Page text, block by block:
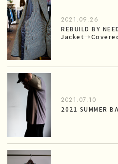
2021.09.26
REBUILD BY
2021.07.10
2021 SUMMER